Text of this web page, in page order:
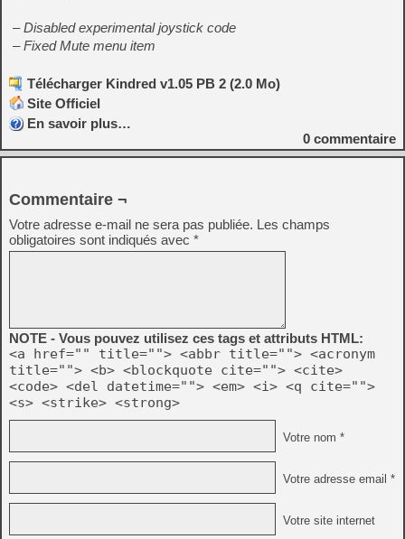
– Disabled experimental joystick code
– Fixed Mute menu item
Télécharger Kindred v1.05 PB 2 (2.0 Mo)
Site Officiel
En savoir plus…
0 commentaire
Commentaire ¬
Votre adresse e-mail ne sera pas publiée. Les champs
obligatoires sont indiqués avec *
NOTE - Vous pouvez utilisez ces tags et attributs HTML:
<a href="" title=""> <abbr title=""> <acronym
title=""> <b> <blockquote cite=""> <cite>
<code> <del datetime=""> <em> <i> <q cite="">
<s> <strike> <strong>
Votre nom *
Votre adresse email *
Votre site internet